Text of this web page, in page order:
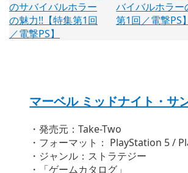
バイバルホラー
第1回／電撃PS】
マーベル ミッドナイト・サ
・発売元：Take-Two
・フォーマット： PlayStation 5 /
・ジャンル：ストラテジー
・「ゲームカタログ」